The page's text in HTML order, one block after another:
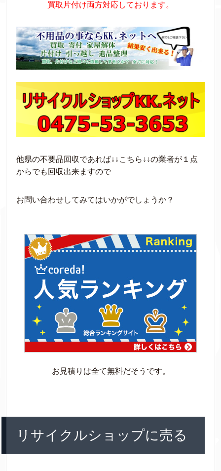
買取片付け両方対応しております。
他県の不要品回収であれば↓↓こちら↓↓の業者が１点
からでも回収出来ますので
お問い合わせしてみてはいかがでしょうか？
お見積りは全て無料だそうです。
リサイクルショップに売る